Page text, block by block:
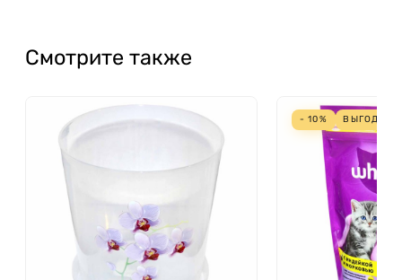
Смотрите также
- 10% ВЫГОДА